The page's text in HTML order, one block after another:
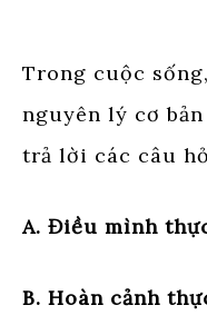
Trong cuộc
nguyên lý cơ
trả lời các câu
A. Điều mình
B. Hoàn cảnh